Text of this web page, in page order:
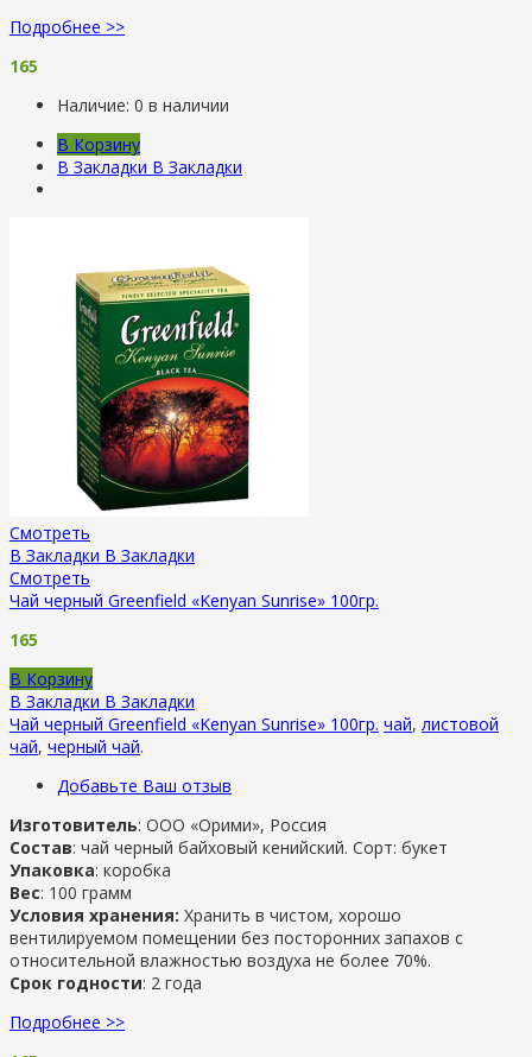
Подробнее >>
165
Наличие: 0 в наличии
В Корзину
В Закладки В Закладки
Смотреть
В Закладки В Закладки
Смотреть
Чай черный Greenfield «Kenyan Sunrise» 100гр.
165
В Корзину
В Закладки В Закладки
Чай черный Greenfield «Kenyan Sunrise» 100гр. чай, листовой
чай, черный чай.
Добавьте Ваш отзыв
Изготовитель: ООО «Орими», Россия
Состав: чай черный байховый кенийский. Сорт: букет
Упаковка: коробка
Вес: 100 грамм
Условия хранения: Хранить в чистом, хорошо
вентилируемом помещении без посторонних запахов с
относительной влажностью воздуха не более 70%.
Срок годности: 2 года
Подробнее >>